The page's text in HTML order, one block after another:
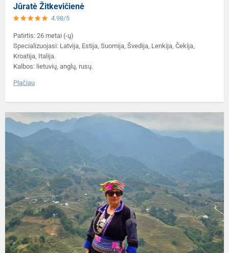
Jūratė Žitkevičienė
4.98/5
Patirtis: 26 metai (-ų)
Specializuojasi: Latvija, Estija, Suomija, Švedija, Lenkija, Čekija,
Kroatija, Italija.
Kalbos: lietuvių, anglų, rusų.
Plačiau